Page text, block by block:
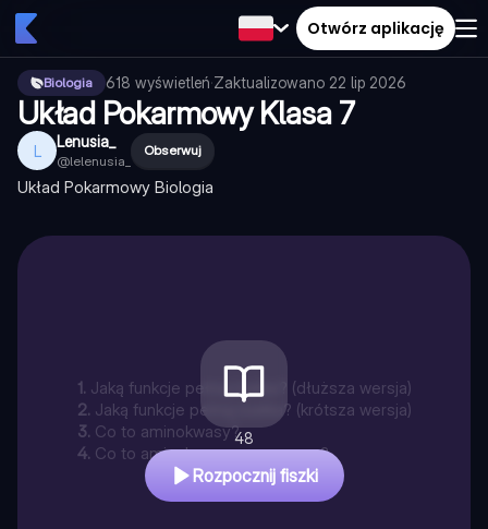
Otwórz aplikację
Biologia 618 wyświetleń·Zaktualizowano 22 lip 2026
Układ Pokarmowy Klasa 7
L Lenusia_
@lelenusia_
Obserwuj
Układ Pokarmowy Biologia
1. Jaką funkcje pełnią białka? (dłuższa wersja)
2. Jaką funkcje pełnią białka? (krótsza wersja)
3. Co to aminokwasy?
4. Co to aminokwasy egzogenne?
48
Rozpocznij fiszki